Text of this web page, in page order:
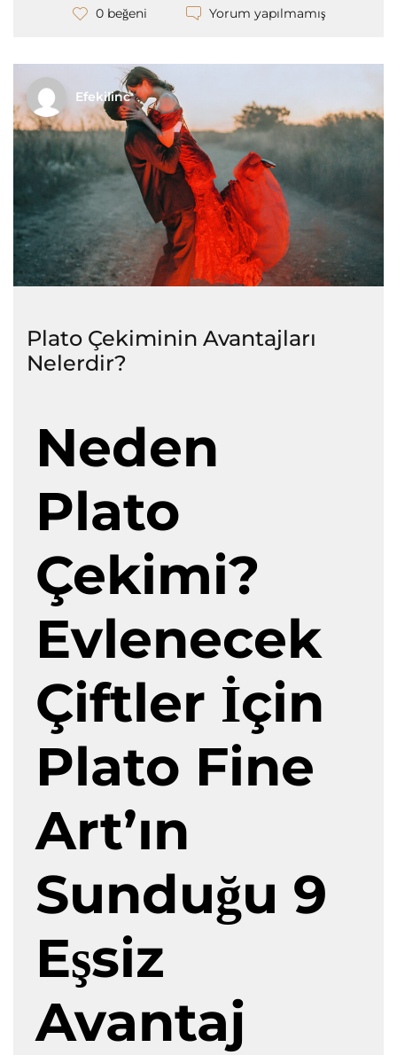
0 beğeni Yorum yapılmamış
Efekilinc
Plato Çekiminin Avantajları
Nelerdir?
Neden
Plato
Çekimi?
Evlenecek
Çiftler İçin
Plato Fine
Art’ın
Sunduğu 9
Eşsiz
Avantaj